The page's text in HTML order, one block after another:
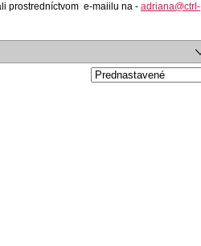
prostredníctvom e-maiilu na - adriana@ctrl-